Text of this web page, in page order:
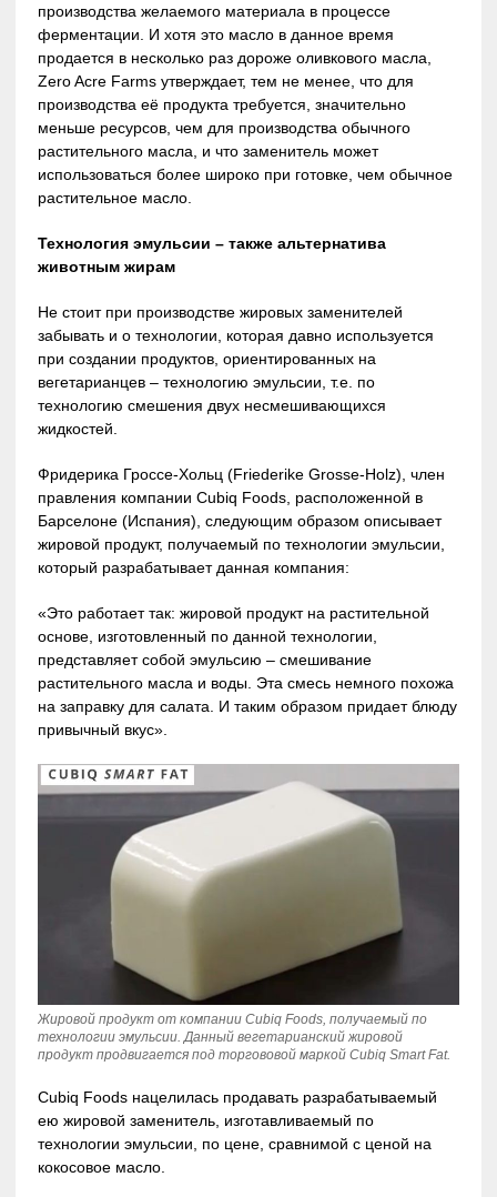
производства желаемого материала в процессе
ферментации. И хотя это масло в данное время
продается в несколько раз дороже оливкового масла,
Zero Acre Farms утверждает, тем не менее, что для
производства её продукта требуется, значительно
меньше ресурсов, чем для производства обычного
растительного масла, и что заменитель может
использоваться более широко при готовке, чем обычное
растительное масло.
Технология эмульсии – также альтернатива
животным жирам
Не стоит при производстве жировых заменителей
забывать и о технологии, которая давно используется
при создании продуктов, ориентированных на
вегетарианцев – технологию эмульсии, т.е. по
технологию смешения двух несмешивающихся
жидкостей.
Фридерика Гроссе-Хольц (Friederike Grosse-Holz), член
правления компании Cubiq Foods, расположенной в
Барселоне (Испания), следующим образом описывает
жировой продукт, получаемый по технологии эмульсии,
который разрабатывает данная компания:
«Это работает так: жировой продукт на растительной
основе, изготовленный по данной технологии,
представляет собой эмульсию – смешивание
растительного масла и воды. Эта смесь немного похожа
на заправку для салата. И таким образом придает блюду
привычный вкус».
Жировой продукт от компании Cubiq Foods, получаемый по
технологии эмульсии. Данный вегетарианский жировой
продукт продвигается под торгововой маркой Cubiq Smart Fat.
Cubiq Foods нацелилась продавать разрабатываемый
ею жировой заменитель, изготавливаемый по
технологии эмульсии, по цене, сравнимой с ценой на
кокосовое масло.